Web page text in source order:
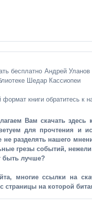
бесплатно Андрей
Шедар Кассиопеи
книги обратитесь к
Вам скачать здесь
для прочтения и
не разделять нашего
грезы событий,
быть лучше?
многие ссылки на
страницы на которой